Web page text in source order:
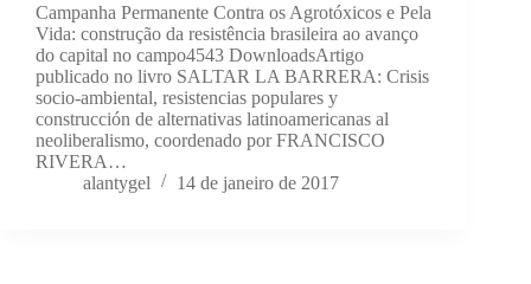
Campanha Permanente Contra os Agrotóxicos e Pela
Vida: construção da resistência brasileira ao avanço
do capital no campo4543 DownloadsArtigo
publicado no livro SALTAR LA BARRERA: Crisis
socio-ambiental, resistencias populares y
construcción de alternativas latinoamericanas al
neoliberalismo, coordenado por FRANCISCO
RIVERA…
alantygel
14 de janeiro de 2017